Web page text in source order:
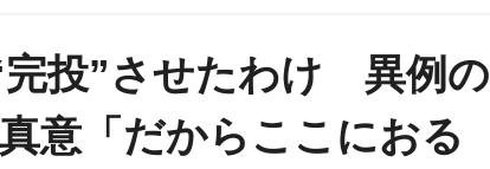
完投”させたわけ 異例の
意「だからここにおる